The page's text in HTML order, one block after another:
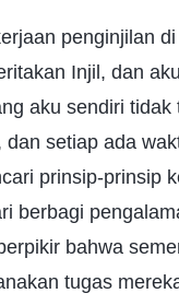
penginjilan
Injil, dan
aku sendiri
setiap ada
prinsip-prinsip
berbagi
bahwa
tugas